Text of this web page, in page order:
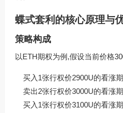
蝶式套利的核心原理与
策略构成
以ETH期权为例,假设当前价格
买入1张行权价2900U的看涨
卖出2张行权价3000U的看涨
买入1张行权价3100U的看涨